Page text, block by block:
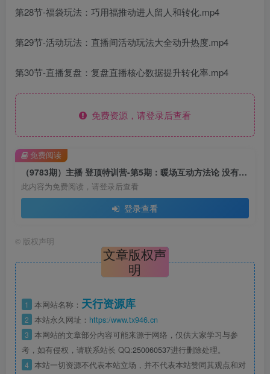
第28节-福袋玩法：巧用福推动进人留人和转化.mp4
第29节-活动玩法：直播间活动玩法大全动升热度.mp4
第30节-直播复盘：复盘直播核心数据提升转化率.mp4
免费资源，请登录后查看
（9783期）主播 登顶特训营-第5期：暖场互动方法论 没有暖场互动 就没有自然流量-30节
此内容为免费阅读，请登录后查看
登录查看
免费阅读
© 版权声明
文章版权声
明
1 本网站名称： 天行资源库
2 本站永久网址： https:/www.tx946.cn
3 本网站的文章部分内容可能来源于网络，仅供大家学习与参
考，如有侵权，请联系站长 QQ:250060537进行删除处理。
4 本站一切资源不代表本站立场，并不代表本站赞同其观点和对